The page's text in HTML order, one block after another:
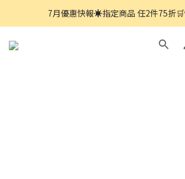
8月優惠快報☀️指定商品 買一送一 🛒
7月優惠快報☀️指定商品 任2件75折
8月優惠快報☀️指定商品 買一送一 🛒